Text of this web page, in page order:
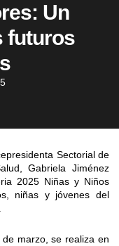
Un
futuros
Sectorial de
Gabriela Jiménez
2025 Niñas y Niños
niñas y jóvenes del
marzo, se realiza en